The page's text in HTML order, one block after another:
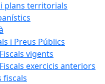
plans territorials
i Preus Públics
vigents
exercicis anteriors
fiscals